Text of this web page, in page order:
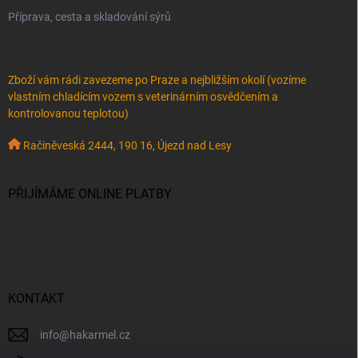
Příprava, cesta a skladování sýrů
Zboží vám rádi zavezeme po Praze a nejbližším okolí (vozíme
vlastním chladícím vozem s veterinárním osvědčením a
kontrolovanou teplotou)
Račiněveská 2444, 190 16, Újezd nad Lesy
PŘIJÍMÁME ONLINE PLATBY
KONTAKT
info@hakarmel.cz